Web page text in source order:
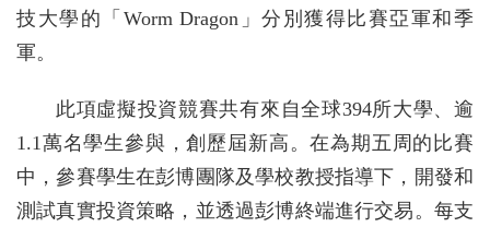
技大學的「Worm Dragon」分別獲得比賽亞軍和季
軍。
此項虛擬投資競賽共有來自全球394所大學、逾
1.1萬名學生參與，創歷屆新高。在為期五周的比賽
中，參賽學生在彭博團隊及學校教授指導下，開發和
測試真實投資策略，並透過彭博終端進行交易。每支